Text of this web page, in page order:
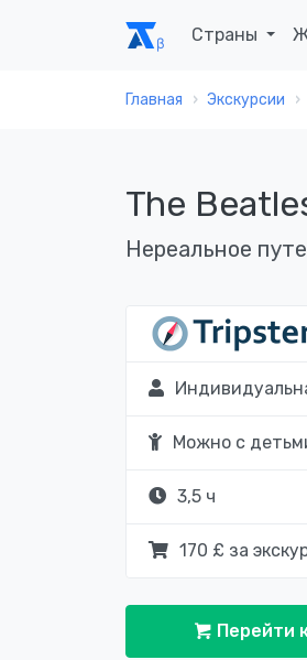
Страны
Главная Экскурсии
The
Нереальное
Можно с
3,5 ч
170 £ за
Перейти